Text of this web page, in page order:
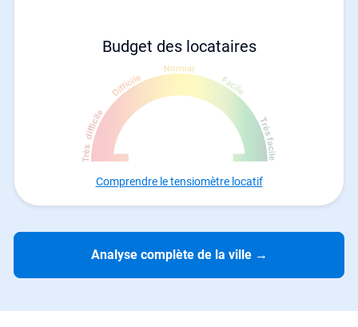
Budget des locataires
Comprendre le tensiomètre locatif
Analyse complète de la ville →